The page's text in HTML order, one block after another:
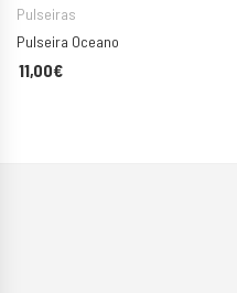
Pulseiras
Pulseira Oceano
11,00€